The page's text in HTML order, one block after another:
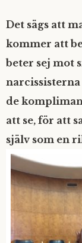
Ta kontakt
Det sägs att
kommer att
beter sej mot
de
att se, för att
själv som en